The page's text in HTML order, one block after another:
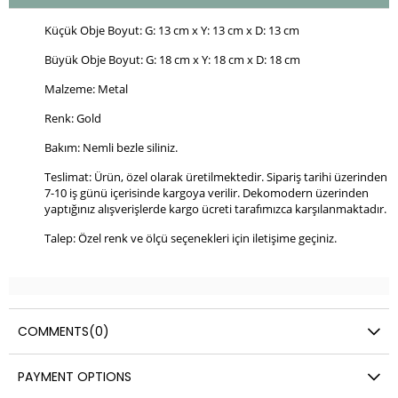
Küçük Obje Boyut: G: 13 cm x Y: 13 cm x D: 13 cm
Büyük Obje Boyut: G: 18 cm x Y: 18 cm x D: 18 cm
Malzeme: Metal
Renk: Gold
Bakım: Nemli bezle siliniz.
Teslimat: Ürün, özel olarak üretilmektedir. Sipariş tarihi üzerinden
7-10 iş günü içerisinde kargoya verilir. Dekomodern üzerinden
yaptığınız alışverişlerde kargo ücreti tarafımızca karşılanmaktadır.
Talep: Özel renk ve ölçü seçenekleri için iletişime geçiniz.
COMMENTS(0)
PAYMENT OPTIONS